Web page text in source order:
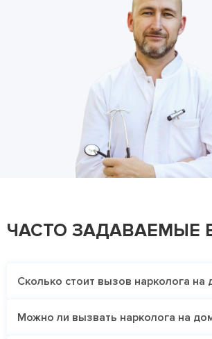
ЧАСТО ЗАДАВАЕМЫЕ
Сколько стоит вызов нарколога на
Стоимость выезда врача на дом
Можно ли вызвать нарколога на